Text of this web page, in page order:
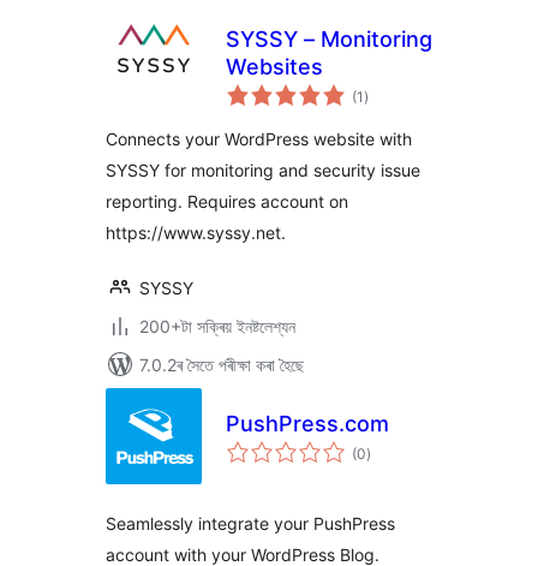
SYSSY – Monitoring
Websites
(1 টা
মুঠ)
Connects your WordPress website with
SYSSY for monitoring and security issue
reporting. Requires account on
https://www.syssy.net.
SYSSY
200+টা সক্ৰিয় ইনষ্টলেশ্যন
7.0.2ৰ সৈতে পৰীক্ষা কৰা হৈছে
PushPress.com
(0টা
মুঠ)
Seamlessly integrate your PushPress
account with your WordPress Blog.